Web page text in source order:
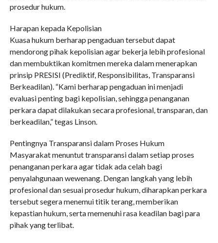
prosedur hukum.
Harapan kepada Kepolisian
Kuasa hukum berharap pengaduan tersebut dapat
mendorong pihak kepolisian agar bekerja lebih profesional
dan membuktikan komitmen mereka dalam menerapkan
prinsip PRESISI (Prediktif, Responsibilitas, Transparansi
Berkeadilan). “Kami berharap pengaduan ini menjadi
evaluasi penting bagi kepolisian, sehingga penanganan
perkara dapat dilakukan secara profesional, transparan, dan
berkeadilan,” tegas Linson.
Pentingnya Transparansi dalam Proses Hukum
Masyarakat menuntut transparansi dalam setiap proses
penanganan perkara agar tidak ada celah bagi
penyalahgunaan wewenang. Dengan langkah yang lebih
profesional dan sesuai prosedur hukum, diharapkan perkara
tersebut segera menemui titik terang, memberikan
kepastian hukum, serta memenuhi rasa keadilan bagi para
pihak yang terlibat.